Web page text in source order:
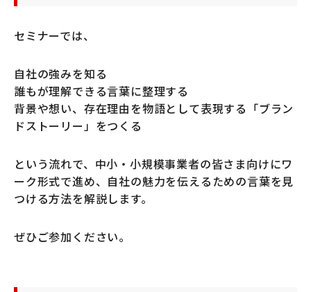
セミナーでは、
自社の強みを知る
誰もが理解できる言葉に整理する
背景や想い、存在理由を物語として表現する「ブラン
ドストーリー」をつくる
という流れで、中小・小規模事業者の皆さま向けにワ
ーク形式で進め、自社の魅力を伝えるための言葉を見
つける方法を解説します。
ぜひご参加ください。